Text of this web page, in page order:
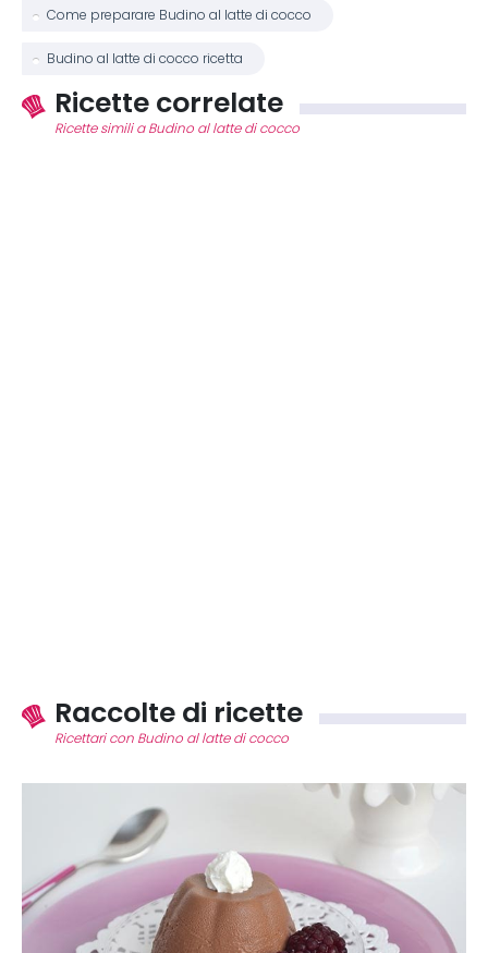
Come preparare Budino al latte di cocco
Budino al latte di cocco ricetta
Ricette correlate
Ricette simili a Budino al latte di cocco
Raccolte di ricette
Ricettari con Budino al latte di cocco